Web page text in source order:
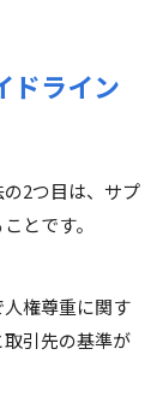
ドライン
2つ目は、サプ
とです。
権尊重に関す
引先の基準が